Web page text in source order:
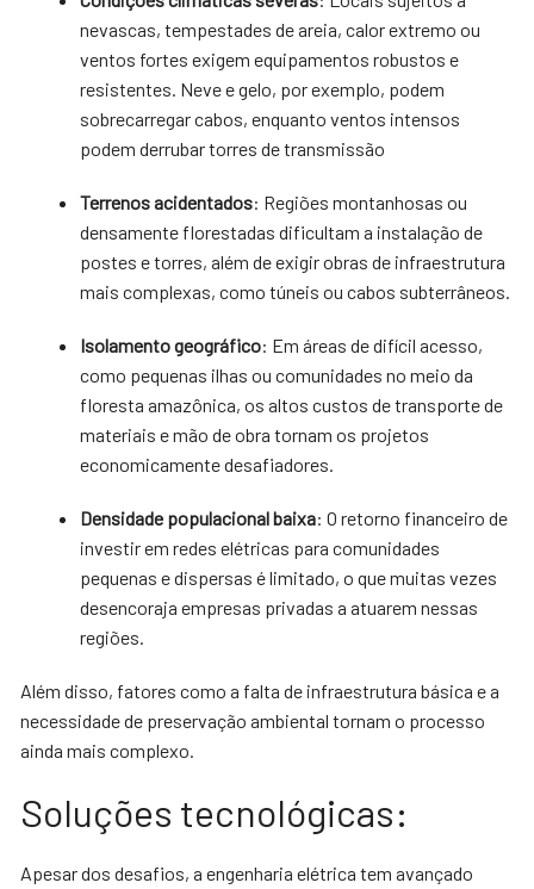
nevascas, tempestades de areia, calor extremo ou
ventos fortes exigem equipamentos robustos e
resistentes. Neve e gelo, por exemplo, podem
sobrecarregar cabos, enquanto ventos intensos
podem derrubar torres de transmissão
Terrenos acidentados: Regiões montanhosas ou
densamente florestadas dificultam a instalação de
postes e torres, além de exigir obras de infraestrutura
mais complexas, como túneis ou cabos subterrâneos.
Isolamento geográfico: Em áreas de difícil acesso,
como pequenas ilhas ou comunidades no meio da
floresta amazônica, os altos custos de transporte de
materiais e mão de obra tornam os projetos
economicamente desafiadores.
Densidade populacional baixa: O retorno financeiro de
investir em redes elétricas para comunidades
pequenas e dispersas é limitado, o que muitas vezes
desencoraja empresas privadas a atuarem nessas
regiões.
Além disso, fatores como a falta de infraestrutura básica e a
necessidade de preservação ambiental tornam o processo
ainda mais complexo.
Soluções tecnológicas:
Apesar dos desafios, a engenharia elétrica tem avançado